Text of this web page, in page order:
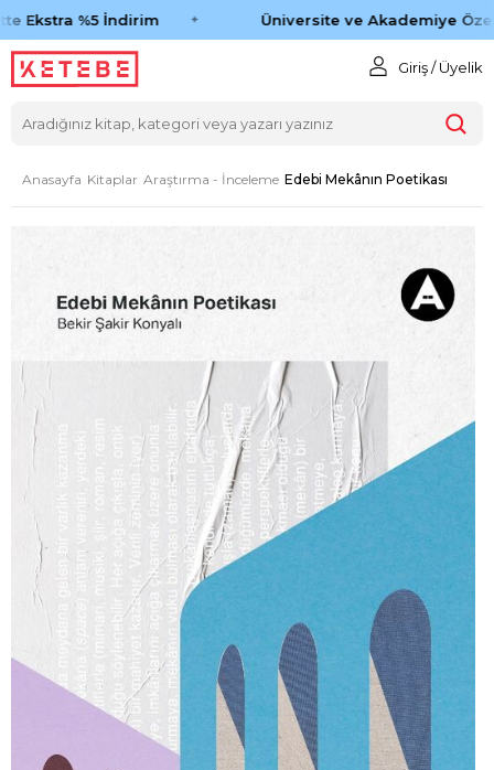
Ekstra %5 İndirim Üniversite ve Akademiye Özel
Giriş / Üyelik
Anasayfa Kitaplar Araştırma - İnceleme Edebi Mekânın Poetikası